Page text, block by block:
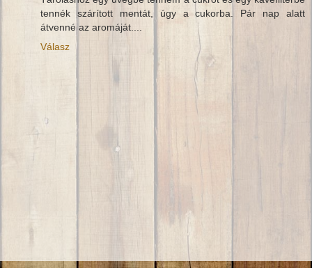
tennék szárított mentát, úgy a cukorba. Pár nap alatt
átvenné az aromáját....
Válasz